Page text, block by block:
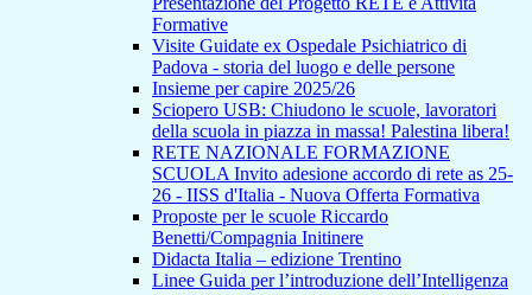
Formative
Visite Guidate ex Ospedale Psichiatrico di
Padova - storia del luogo e delle persone
Insieme per capire 2025/26
Sciopero USB: Chiudono le scuole, lavoratori
della scuola in piazza in massa! Palestina libera!
RETE NAZIONALE FORMAZIONE
SCUOLA Invito adesione accordo di rete as 25-
26 - IISS d'Italia - Nuova Offerta Formativa
Proposte per le scuole Riccardo
Benetti/Compagnia Initinere
Didacta Italia – edizione Trentino
Linee Guida per l’introduzione dell’Intelligenza